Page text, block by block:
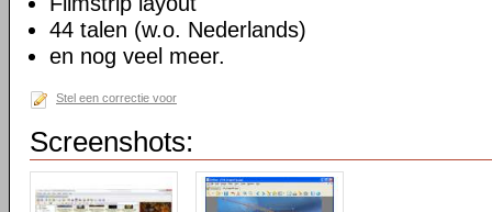
44 talen (w.o. Nederlands)
en nog veel meer.
Stel een correctie voor
Screenshots: